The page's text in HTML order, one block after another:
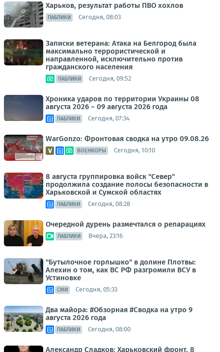
Харьков, результат работы ПВО хохлов
ПАБЛИКИ Сегодня, 08:03
Записки ветерана: Атака на Белгород была
максимально террористической и
направленной, исключительно против
гражданского населения
ПАБЛИКИ Сегодня, 09:52
Хроника ударов по территории Украины 08
августа 2026 – 09 августа 2026 года
ПАБЛИКИ Сегодня, 07:34
WarGonzo: Фронтовая сводка на утро 09.08.26
ВОЕНКОРЫ Сегодня, 10:10
8 августа группировка войск "Север"
продолжила создание полосы безопасности в
Харьковской и Сумской областях
ПАБЛИКИ Сегодня, 08:28
Очередной дурень размечтался о репарациях
ПАБЛИКИ Вчера, 23:16
"Бутылочное горлышко" в долине Плотвы:
Алехин о том, как ВС РФ разгромили ВСУ в
Устиновке
СМИ Сегодня, 05:33
Два майора: #Обзорная #Сводка на утро 9
августа 2026 года
ПАБЛИКИ Сегодня, 08:00
Александр Сладков: Харьковский фронт, 8